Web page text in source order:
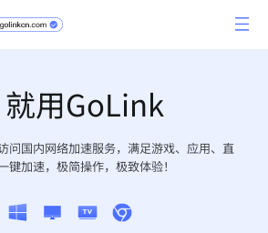
用GoLink
问国内网络加速服务，满足游戏、应用、直
加速，极简操作，极致体验！